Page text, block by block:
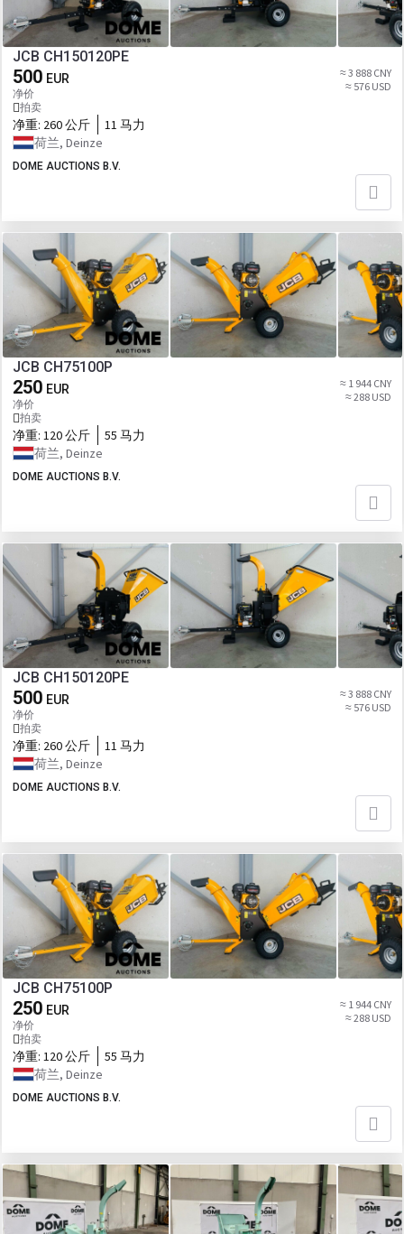
JCB CH150120PE
500 EUR
净价
拍卖
≈ 3 888 CNY
≈ 576 USD
净重: 260 公斤
11 马力
荷兰, Deinze
DOME AUCTIONS B.V.
JCB CH75100P
250 EUR
净价
拍卖
≈ 1 944 CNY
≈ 288 USD
净重: 120 公斤
55 马力
荷兰, Deinze
DOME AUCTIONS B.V.
JCB CH150120PE
500 EUR
净价
拍卖
≈ 3 888 CNY
≈ 576 USD
净重: 260 公斤
11 马力
荷兰, Deinze
DOME AUCTIONS B.V.
JCB CH75100P
250 EUR
净价
拍卖
≈ 1 944 CNY
≈ 288 USD
净重: 120 公斤
55 马力
荷兰, Deinze
DOME AUCTIONS B.V.